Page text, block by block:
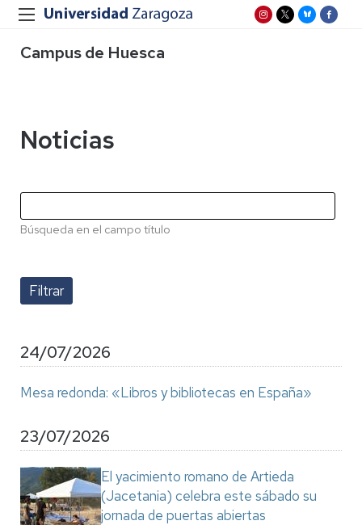
Campus de Huesca
Noticias
Búsqueda en el campo título
24/07/2026
Mesa redonda: «Libros y bibliotecas en España»
23/07/2026
El yacimiento romano de Artieda
(Jacetania) celebra este sábado su
jornada de puertas abiertas